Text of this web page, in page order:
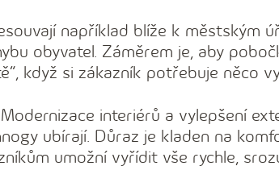
například blíže k městským
obyvatel. Záměrem je, aby
když si zákazník potřebuje něco
interiérů a vylepšení
ubírají. Důraz je kladen na
umožní vyřídit vše rychle,